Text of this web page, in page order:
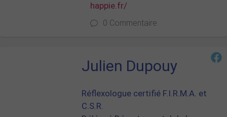
happie.fr/
0 Commentaire
Julien Dupouy
Réflexologue certifié F.I.R.M.A. et
C.S.R.